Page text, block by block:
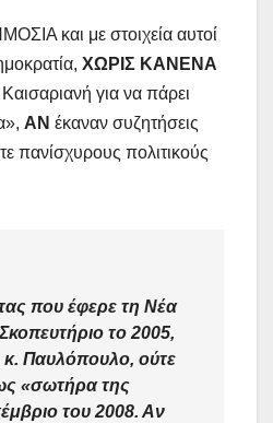
και με στοιχεία αυτοί
ΧΩΡΙΣ ΚΑΝΕΝΑ
για να πάρει
ΑΝ έκαναν συζητήσεις
πανίσχυρους πολιτικούς
που έφερε τη Νέα
το 2005,
κ. Παυλόπουλο, ούτε
«σωτήρα της
του 2008. Αν